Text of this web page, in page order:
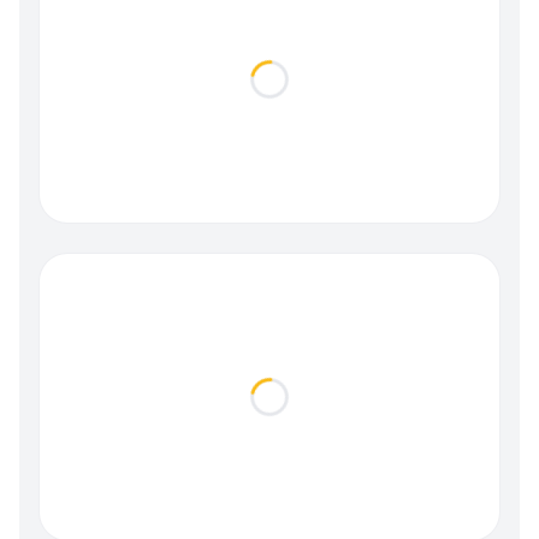
Loading...
Loading...